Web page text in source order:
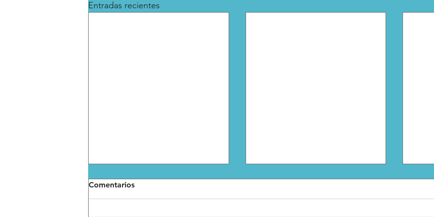
Entradas recientes
Comentarios